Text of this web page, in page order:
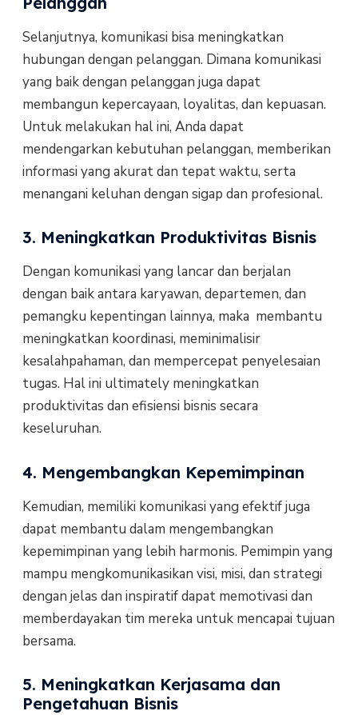
Selanjutnya, komunikasi bisa meningkatkan
hubungan dengan pelanggan. Dimana komunikasi
yang baik dengan pelanggan juga dapat
membangun kepercayaan, loyalitas, dan kepuasan.
Untuk melakukan hal ini, Anda dapat
mendengarkan kebutuhan pelanggan, memberikan
informasi yang akurat dan tepat waktu, serta
menangani keluhan dengan sigap dan profesional.
3. Meningkatkan Produktivitas Bisnis
Dengan komunikasi yang lancar dan berjalan
dengan baik antara karyawan, departemen, dan
pemangku kepentingan lainnya, maka membantu
meningkatkan koordinasi, meminimalisir
kesalahpahaman, dan mempercepat penyelesaian
tugas. Hal ini ultimately meningkatkan
produktivitas dan efisiensi bisnis secara
keseluruhan.
4. Mengembangkan Kepemimpinan
Kemudian, memiliki komunikasi yang efektif juga
dapat membantu dalam mengembangkan
kepemimpinan yang lebih harmonis. Pemimpin yang
mampu mengkomunikasikan visi, misi, dan strategi
dengan jelas dan inspiratif dapat memotivasi dan
memberdayakan tim mereka untuk mencapai tujuan
bersama.
5. Meningkatkan Kerjasama dan
Pengetahuan Bisnis